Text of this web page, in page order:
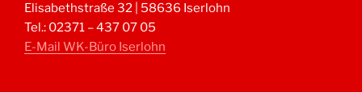
Elisabethstraße 32 | 58636 Iserlohn
Tel.: 02371 – 437 07 05
E-Mail WK-Büro Iserlohn